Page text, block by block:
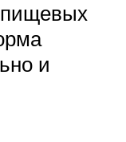
пищевых
и